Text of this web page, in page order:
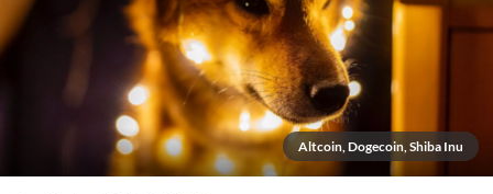
Altcoin, Dogecoin, Shiba Inu